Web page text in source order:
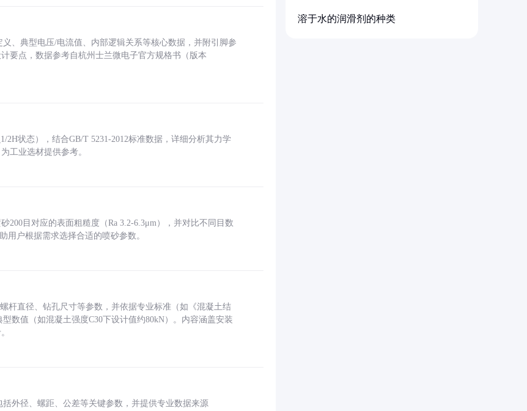
、典型电压/电流值、内部逻辑关系等核心数据，并附引脚参
要点，数据参考自杭州士兰微电子官方规格书（版本
状态），结合GB/T 5231-2012标准数据，详细分析其力学
工业选材提供参考。
200目对应的表面粗糙度（Ra 3.2-6.3μm），并对比不同目数
用户根据需求选择合适的喷砂参数。
杆直径、钻孔尺寸等参数，并依据专业标准（如《混凝土结
数值（如混凝土强度C30下设计值约80kN）。内容涵盖安装
外径、螺距、公差等关键参数，并提供专业数据来源
溶于水的润滑剂的种类